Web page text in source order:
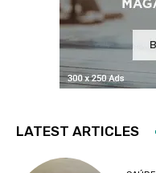
LATEST ARTICLES